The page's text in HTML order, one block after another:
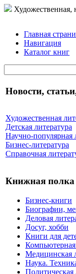
Художественная,
Главная
Навигация
Каталог книг
Новости,
Художественная
Детская литература
Научно-популярная
Бизнес-литература
Справочная
Книжная полка
Бизнес-книги
Биографии,
Деловая
Досуг, хобби
Книги для
Компьютерная
Медицинская
Наука.
Политическая